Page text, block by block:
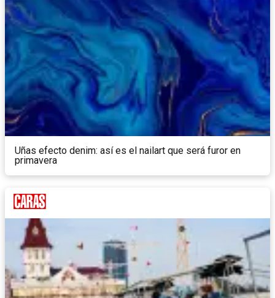
Uñas efecto denim: así es el nailart que será furor en
primavera